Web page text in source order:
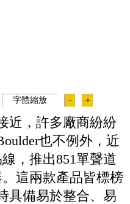
字體縮放 － ＋
近，許多廠商紛紛
也不例外，近
，推出851單聲道
這兩款產品皆標榜
具備易於整合、易